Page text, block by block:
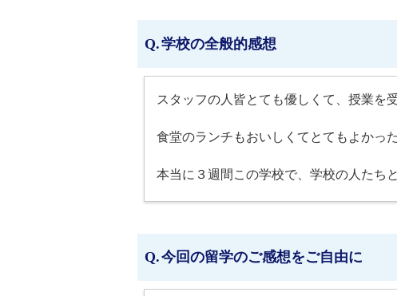
学校の全般的感想
スタッフの人皆とても優しくて、授業を
食堂のランチもおいしくてとてもよかっ
本当に３週間この学校で、学校の人たち
今回の留学のご感想をご自由に